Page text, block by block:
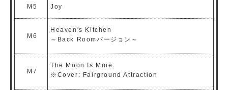
M5 Joy
M6
Heaven's Kitchen
～Back Roomバージョン～
M7
The Moon Is Mine
※Cover: Fairground Attraction